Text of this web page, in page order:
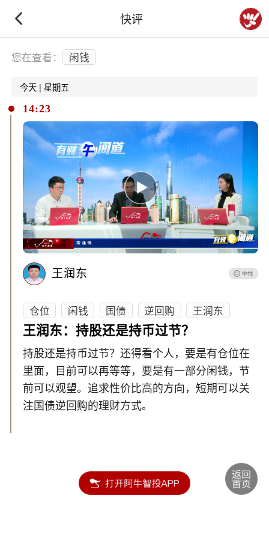
快评
下拉刷新
您在查看： 闲钱
今天 | 星期五
14:23
王润东
仓位 闲钱 国债 逆回购
王润东
王润东：持股还是持币过节？
持股还是持币过节？还得看个人，要是有仓位在
里面，目前可以再等等，要是有一部分闲钱，节
前可以观望。追求性价比高的方向，短期可以关
注国债逆回购的理财方式。